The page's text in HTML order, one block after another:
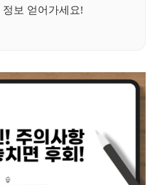
보 얻어가세요!